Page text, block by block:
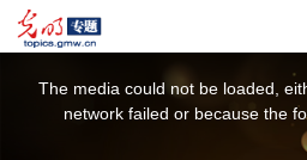
The media could not be loaded,
network failed or because the